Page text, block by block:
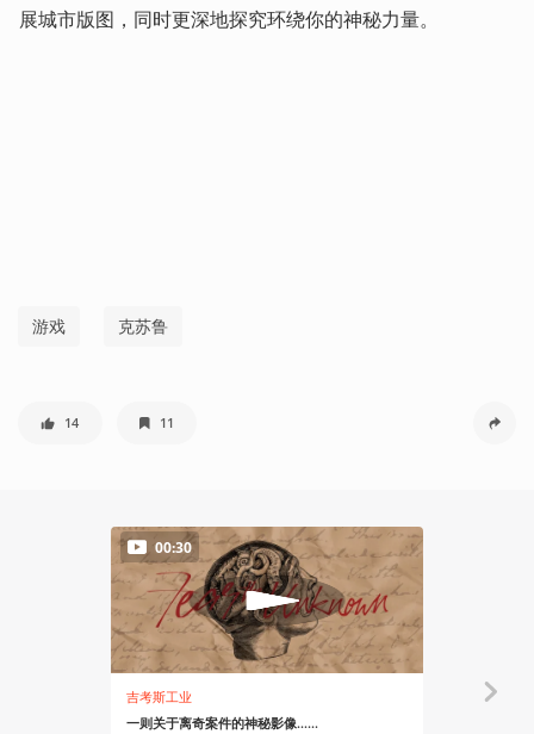
展城市版图，同时更深地探究环绕你的神秘力量。
游戏 克苏鲁
14 11
00:30
吉考斯工业
一则关于离奇案件的神秘影像……
故事烩